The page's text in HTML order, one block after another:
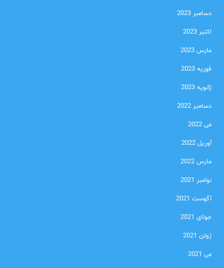
دسامبر 2023
اکتبر 2023
مارس 2023
فوریه 2023
ژانویه 2023
دسامبر 2022
می 2022
آوریل 2022
مارس 2022
نوامبر 2021
آگوست 2021
جولای 2021
ژوئن 2021
می 2021